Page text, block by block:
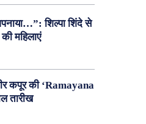
शिल्पा शिंदे से
महिलाएं
कपूर की ‘Ramayana
तारीख